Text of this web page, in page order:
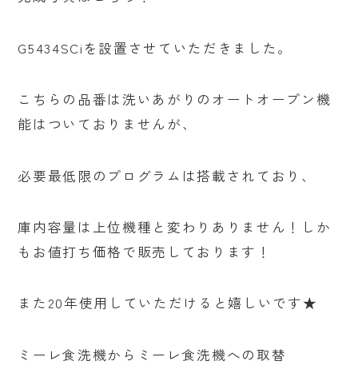
G5434SCiを設置させていただきました。
こちらの品番は洗いあがりのオートオープン機
能はついておりませんが、
必要最低限のプログラムは搭載されており、
庫内容量は上位機種と変わりありません！しか
もお値打ち価格で販売しております！
また20年使用していただけると嬉しいです★
ミーレ食洗機からミーレ食洗機への取替